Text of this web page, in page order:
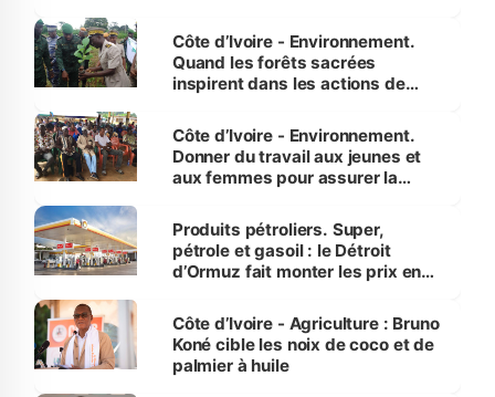
Côte d’Ivoire - Environnement.
Quand les forêts sacrées
inspirent dans les actions de
Côte d’Ivoire - Environnement.
Donner du travail aux jeunes et
aux femmes pour assurer la
menacées
Produits pétroliers. Super,
pétrole et gasoil : le Détroit
d’Ormuz fait monter les prix en
Côte d’Ivoire - Agriculture : Bruno
Koné cible les noix de coco et de
palmier à huile